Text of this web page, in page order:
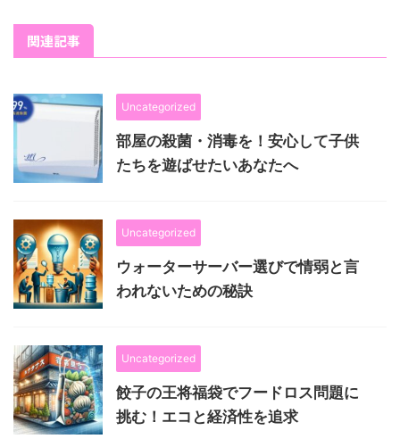
関連記事
Uncategorized
部屋の殺菌・消毒を！安心して子供
たちを遊ばせたいあなたへ
Uncategorized
ウォーターサーバー選びで情弱と言
われないための秘訣
Uncategorized
餃子の王将福袋でフードロス問題に
挑む！エコと経済性を追求